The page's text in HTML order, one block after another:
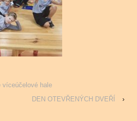
víceúčelové hale
DEN OTEVŘENÝCH DVEŘÍ
›